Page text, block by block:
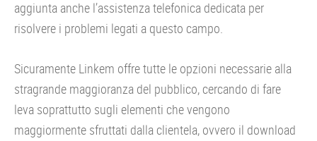
aggiunta anche l’assistenza telefonica dedicata per
risolvere i problemi legati a questo campo.
Sicuramente Linkem offre tutte le opzioni necessarie alla
stragrande maggioranza del pubblico, cercando di fare
leva soprattutto sugli elementi che vengono
maggiormente sfruttati dalla clientela, ovvero il download